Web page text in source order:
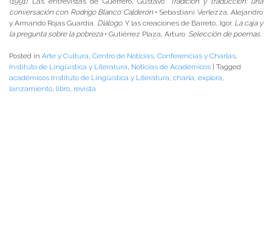
conversación con Rodrigo Blanco Calderón• Sebastiani Verlezza, Alejandro
y Armando Rojas Guardia. Diálogo. Y las creaciones de Barreto, Igor. La caja y
la pregunta sobre la pobreza• Gutiérrez Plaza, Arturo. Selección de poemas.
Posted in Arte y Cultura, Centro de Noticias, Conferencias y Charlas,
Instituto de Lingüística y Literatura, Noticias de Académicos
Tagged
académicos Instituto de Lingüística y Literatura, charla, explora,
lanzamiento, libro, revista